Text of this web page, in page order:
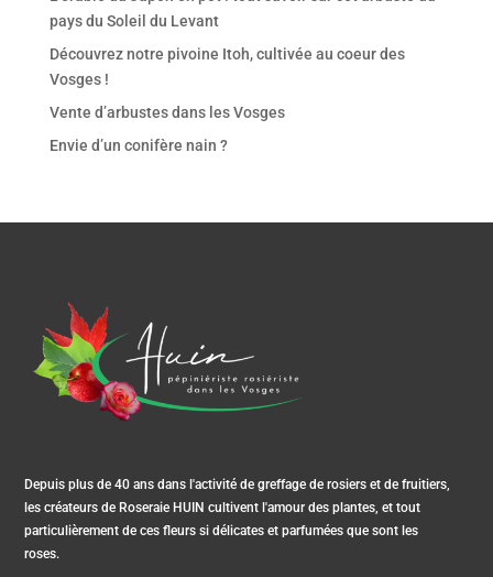
pays du Soleil du Levant
Découvrez notre pivoine Itoh, cultivée au coeur des
Vosges !
Vente d’arbustes dans les Vosges
Envie d’un conifère nain ?
Depuis plus de 40 ans dans l'activité de greffage de rosiers et de fruitiers,
les créateurs de Roseraie HUIN cultivent l'amour des plantes, et tout
particulièrement de ces fleurs si délicates et parfumées que sont les
roses.